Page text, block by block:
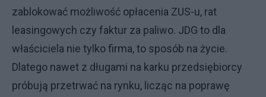
zablokować możliwość opłacenia ZUS-u, rat
leasingowych czy faktur za paliwo. JDG to dla
właściciela nie tylko firma, to sposób na życie.
Dlatego nawet z długami na karku przedsiębiorcy
próbują przetrwać na rynku, licząc na poprawę